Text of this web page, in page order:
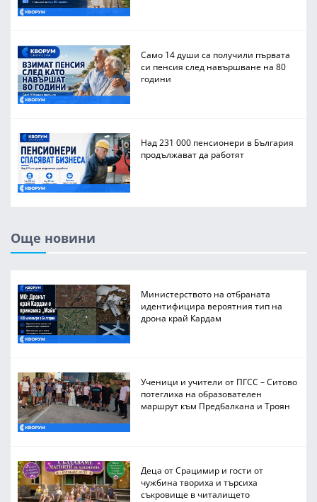
Само 14 души са получили първата
си пенсия след навършване на 80
години
Над 231 000 пенсионери в България
продължават да работят
Още новини
Министерството на отбраната
идентифицира вероятния тип на
дрона край Кардам
Ученици и учители от ПГСС – Ситово
потеглиха на образователен
маршрут към Предбалкана и Троян
Деца от Срацимир и гости от
чужбина твориха и търсиха
съкровище в читалището